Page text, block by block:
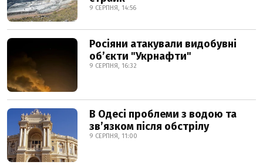
9 СЕРПНЯ, 14:56
Росіяни атакували видобувні
обʼєкти "Укрнафти"
9 СЕРПНЯ, 16:32
В Одесі проблеми з водою та
звʼязком після обстрілу
9 СЕРПНЯ, 11:00